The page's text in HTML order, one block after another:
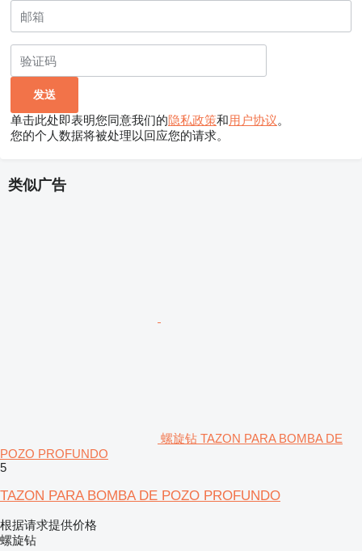
单击此处即表明您同意我们的隐私政策和用户协议。
您的个人数据将被处理以回应您的请求。
类似广告
螺旋钻 TAZON PARA BOMBA DE
POZO PROFUNDO
5
TAZON PARA BOMBA DE POZO PROFUNDO
根据请求提供价格
螺旋钻